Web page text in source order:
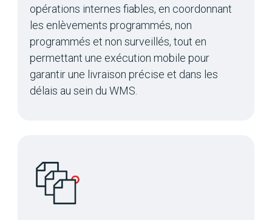
opérations internes fiables, en coordonnant
les enlèvements programmés, non
programmés et non surveillés, tout en
permettant une exécution mobile pour
garantir une livraison précise et dans les
délais au sein du WMS.